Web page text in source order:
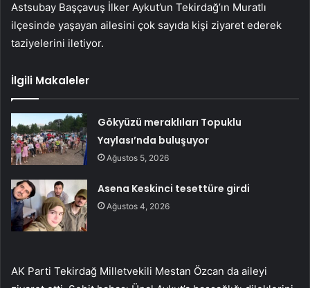
Astsubay Başçavuş İlker Aykut’un Tekirdağ’ın Muratlı
ilçesinde yaşayan ailesini çok sayıda kişi ziyaret ederek
taziyelerini iletiyor.
İlgili Makaleler
Gökyüzü meraklıları Topuklu
Yaylası’nda buluşuyor
Ağustos 5, 2026
Asena Keskinci tesettüre girdi
Ağustos 4, 2026
AK Parti Tekirdağ Milletvekili Mestan Özcan da aileyi